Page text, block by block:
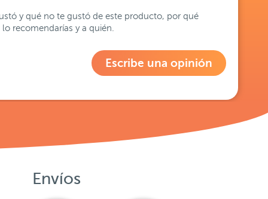
y qué no te gustó de este producto, por qué
lo recomendarías y a quién.
Escribe una opinión
Envíos